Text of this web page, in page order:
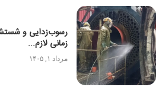
رسوب‌زدایی و
زمانی لازم...
مرداد ۱, ۱۴۰۵